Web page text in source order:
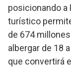
posicionando a
turístico
de 674
albergar de 18
que convertirá